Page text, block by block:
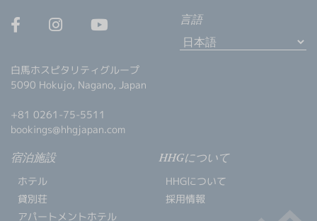
白馬ホスピタリティグループ
5090 Hokujo, Nagano, Japan
+81 0261-75-5511
bookings@hhgjapan.com
言語
宿泊施設
ホテル
貸別荘
アパートメントホテル
HHGについて
HHGについて
採用情報